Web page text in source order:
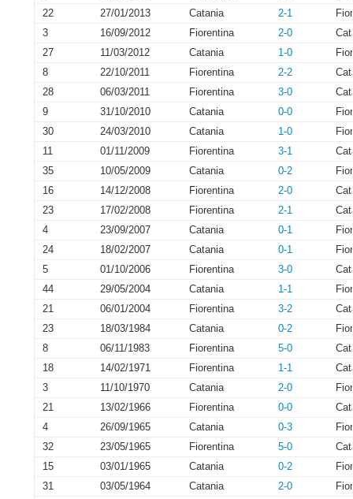
22
27/01/2013 Catania 2-1
3
16/09/2012 Fiorentina 2-0
27
11/03/2012 Catania 1-0
8
22/10/2011 Fiorentina 2-2
28
06/03/2011 Fiorentina 3-0
9
31/10/2010 Catania 0-0
30
24/03/2010 Catania 1-0
11
01/11/2009 Fiorentina 3-1
35
10/05/2009 Catania 0-2
16
14/12/2008 Fiorentina 2-0
23
17/02/2008 Fiorentina 2-1
4
23/09/2007 Catania 0-1
24
18/02/2007 Catania 0-1
5
01/10/2006 Fiorentina 3-0
44
29/05/2004 Catania 1-1
21
06/01/2004 Fiorentina 3-2
23
18/03/1984 Catania 0-2
8
06/11/1983 Fiorentina 5-0
18
14/02/1971 Fiorentina 1-1
3
11/10/1970 Catania 2-0
21
13/02/1966 Fiorentina 0-0
4
26/09/1965 Catania 0-3
32
23/05/1965 Fiorentina 5-0
15
03/01/1965 Catania 0-2
31
03/05/1964 Catania 2-0